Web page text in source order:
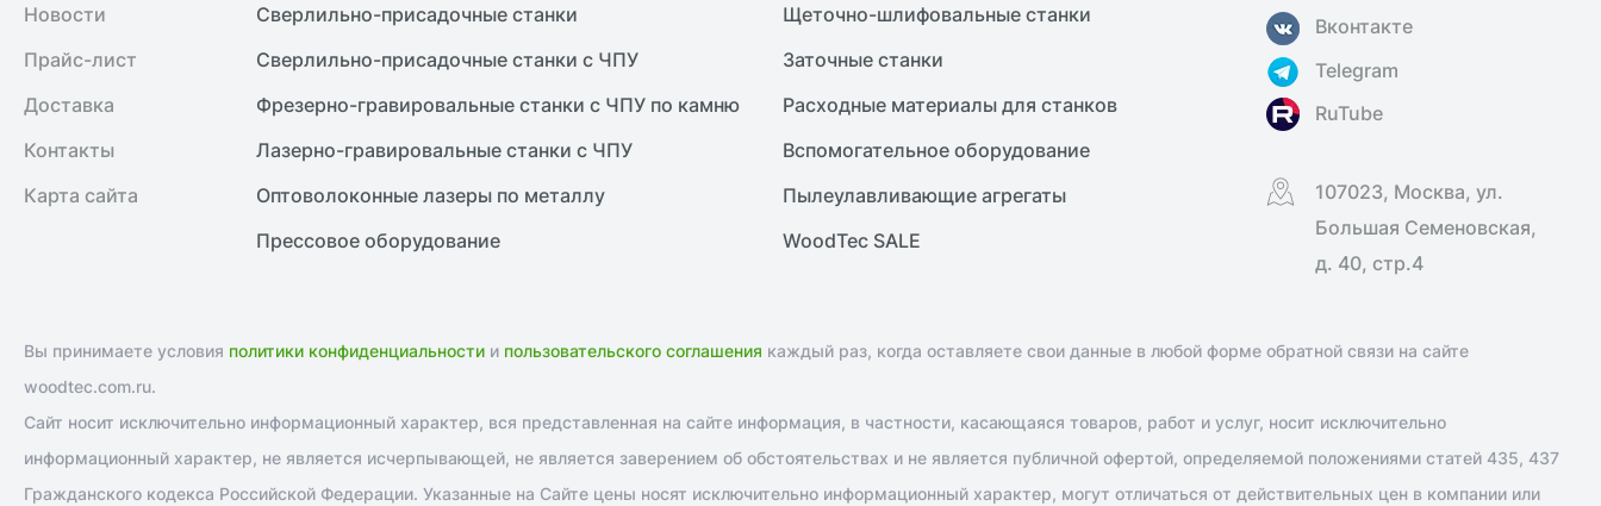
Новости
Прайс-лист
Доставка
Контакты
Карта сайта
Сверлильно-присадочные станки
Сверлильно-присадочные станки с ЧПУ
Фрезерно-гравировальные станки с ЧПУ по камню
Лазерно-гравировальные станки с ЧПУ
Оптоволоконные лазеры по металлу
Прессовое оборудование
Щеточно-шлифовальные станки
Заточные станки
Расходные материалы для станков
Вспомогательное оборудование
Пылеулавливающие агрегаты
WoodTec SALE
Вконтакте
Telegram
RuTube
107023, Москва, ул.
Большая Семеновская,
д. 40, стр.4
Вы принимаете условия политики конфиденциальности и пользовательского соглашения каждый раз, когда оставляете свои данные в любой форме обратной связи на сайте
woodtec.com.ru.
Сайт носит исключительно информационный характер, вся представленная на сайте информация, в частности, касающаяся товаров, работ и услуг, носит исключительно
информационный характер, не является исчерпывающей, не является заверением об обстоятельствах и не является публичной офертой, определяемой положениями статей 435, 437
Гражданского кодекса Российской Федерации. Указанные на Сайте цены носят исключительно информационный характер, могут отличаться от действительных цен в компании или